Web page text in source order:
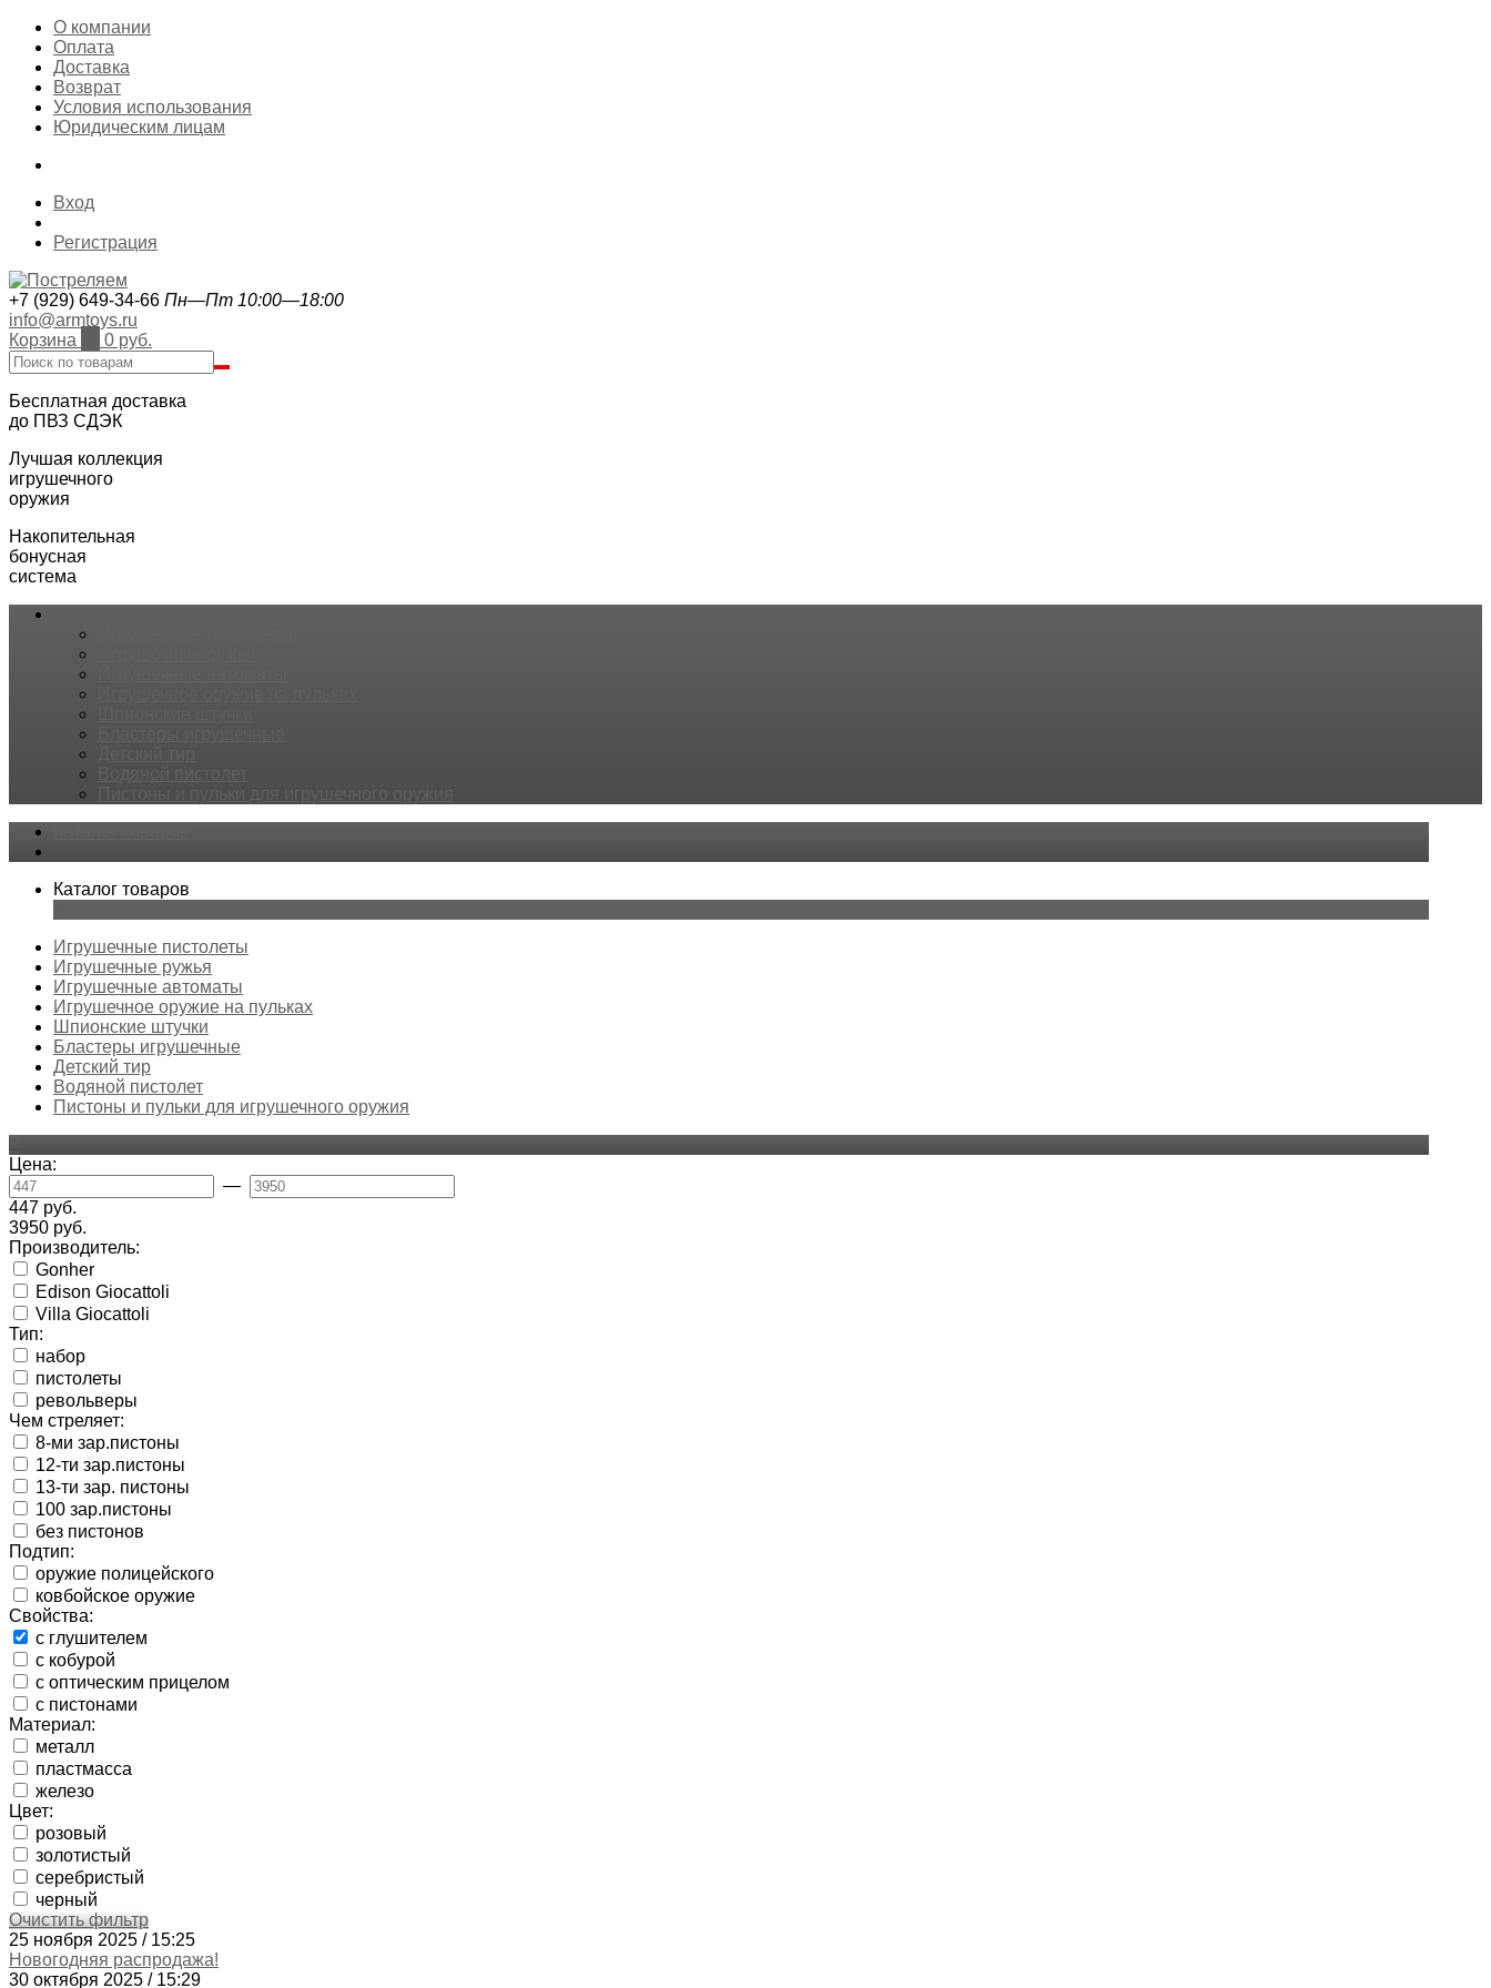
О компании
Оплата
Доставка
Возврат
Условия использования
Юридическим лицам
Вход
Регистрация
+7 (929) 649-34-66 Пн—Пт 10:00—18:00
info@armtoys.ru
Корзина
0 руб.
Бесплатная доставка
до ПВЗ СДЭК
Лучшая коллекция
игрушечного
оружия
Накопительная
бонусная
система
Каталог товаров
Игрушечные пистолеты
Игрушечные ружья
Игрушечные автоматы
Игрушечное оружие на пульках
Шпионские штучки
Бластеры игрушечные
Детский тир
Водяной пистолет
Пистоны и пульки для игрушечного оружия
Цена:
—
447 руб.
3950 руб.
Производитель:
Gonher
Edison Giocattoli
Villa Giocattoli
Тип:
набор
пистолеты
револьверы
Чем стреляет:
8-ми зар.пистоны
12-ти зар.пистоны
13-ти зар. пистоны
100 зар.пистоны
без пистонов
Подтип:
оружие полицейского
ковбойское оружие
Свойства:
с глушителем
с кобурой
с оптическим прицелом
с пистонами
Материал:
металл
пластмасса
железо
Цвет:
розовый
золотистый
серебристый
черный
Очистить фильтр
25 ноября 2025 / 15:25
Новогодняя распродажа!
30 октября 2025 / 15:29